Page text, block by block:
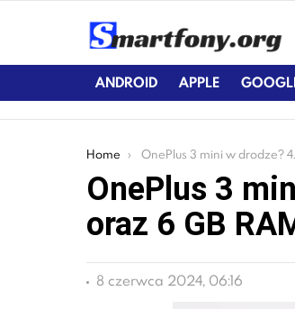
ANDROID APPLE
You are here:
Home OnePlus 3 mini w drodze? 4.6-calowy ekran
OnePlus 3
oraz 6 GB
8 czerwca 2024, 06:16